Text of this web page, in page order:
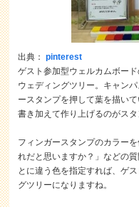
出典：pinterest
ゲスト参加型ウェルカムボー
ウェディングツリー。キャン
ースタンプを押して葉を描い
書き加えて作り上げるのがスタ
フィンガースタンプのカラー
れだと思いますか？」などの
とに違う色を指定すれば、ゲ
グツリーになりますね。